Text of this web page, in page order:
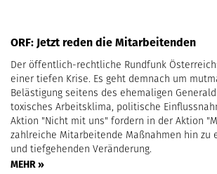
ORF: Jetzt reden die Mitarbeitenden
Der öffentlich-rechtliche Rundfunk
einer tiefen Krise. Es geht demnach um
Belästigung seitens des ehemaligen
toxisches Arbeitsklima, politische
Aktion "Nicht mit uns" fordern in der Aktion
zahlreiche Mitarbeitende Maßnahmen hin zu
und tiefgehenden Veränderung.
MEHR »